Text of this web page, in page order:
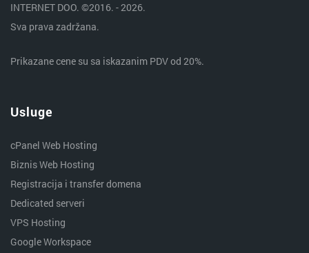
INTERNET DOO. ©2016. - 2026.
Sva prava zadržana.
Prikazane cene su sa iskazanim PDV od 20%.
Usluge
cPanel Web Hosting
Biznis Web Hosting
Registracija i transfer domena
Dedicated serveri
VPS Hosting
Google Workspace